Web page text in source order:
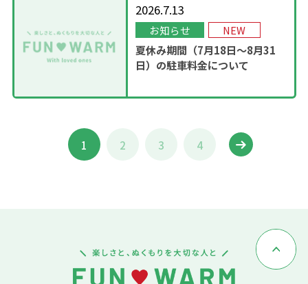
2026.7.13
お知らせ NEW
夏休み期間（7月18日～8月31
日）の駐車料金について
1 2 3 4